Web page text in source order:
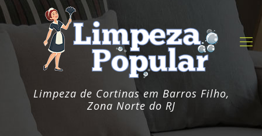
Limpeza de Cortinas em Barros Filho,
Zona Norte do RJ